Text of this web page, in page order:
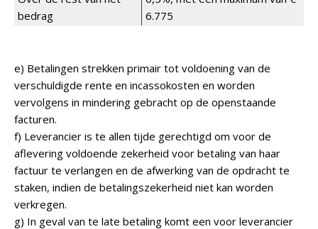
bedrag
6.775
e) Betalingen strekken primair tot voldoening van de
verschuldigde rente en incassokosten en worden
vervolgens in mindering gebracht op de openstaande
facturen.
f) Leverancier is te allen tijde gerechtigd om voor de
aflevering voldoende zekerheid voor betaling van haar
factuur te verlangen en de afwerking van de opdracht te
staken, indien de betalingszekerheid niet kan worden
verkregen.
g) In geval van te late betaling komt een voor leverancier